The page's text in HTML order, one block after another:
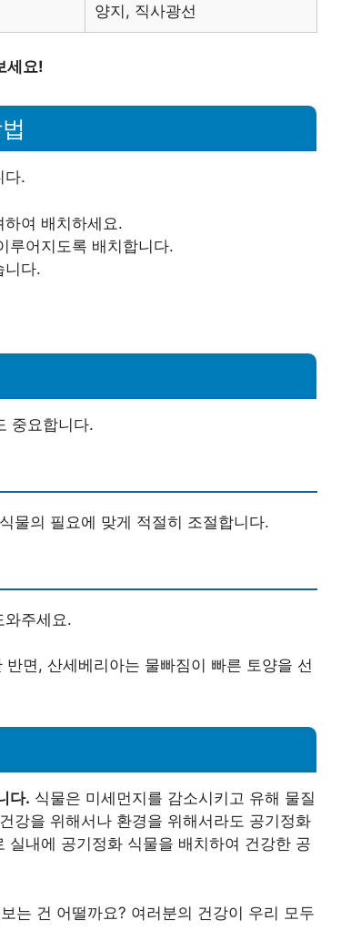
양지, 직사광선
세요!
다.
여 배치하세요.
루어지도록 배치합니다.
니다.
중요합니다.
물의 필요에 맞게 적절히 조절합니다.
와주세요.
면, 산세베리아는 물빠짐이 빠른 토양을 선
다. 식물은 미세먼지를 감소시키고 유해 물질
강을 위해서나 환경을 위해서라도 공기정화
내에 공기정화 식물을 배치하여 건강한 공
는 건 어떨까요? 여러분의 건강이 우리 모두